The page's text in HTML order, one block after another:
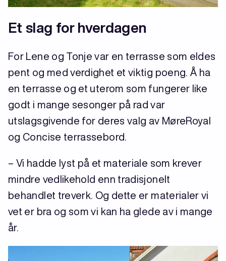
Et slag for hverdagen
For Lene og Tonje var en terrasse som eldes
pent og med verdighet et viktig poeng. Å ha
en terrasse og et uterom som fungerer like
godt i mange sesonger på rad var
utslagsgivende for deres valg av MøreRoyal
og Concise terrassebord.
– Vi hadde lyst på et materiale som krever
mindre vedlikehold enn tradisjonelt
behandlet treverk. Og dette er materialer vi
vet er bra og som vi kan ha glede av i mange
år.